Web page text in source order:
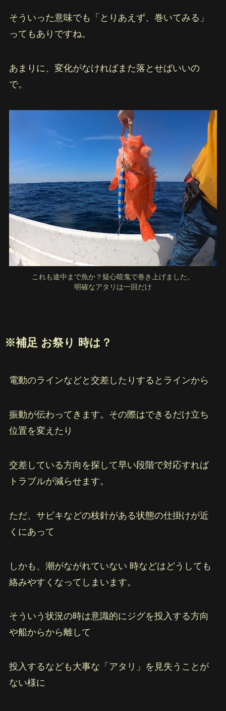
そういった意味でも「とりあえず、巻いてみる」
ってもありですね。
あまりに、変化がなければまた落とせばいいの
で。
これも途中まで魚か？疑心暗鬼で巻き上げました。
明確なアタリは一回だけ
※補足 お祭り 時は？
電動のラインなどと交差したりするとラインから
振動が伝わってきます。その際はできるだけ立ち
位置を変えたり
交差している方向を探して早い段階で対応すれば
トラブルが減らせます。
ただ、サビキなどの枝針がある状態の仕掛けが近
くにあって
しかも、潮がながれていない 時などはどうしても
絡みやすくなってしまいます。
そういう状況の時は意識的にジグを投入する方向
や船からから離して
投入するなども大事な「アタリ」を見失うことが
ない様に